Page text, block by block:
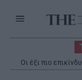
Οι έξι πιο